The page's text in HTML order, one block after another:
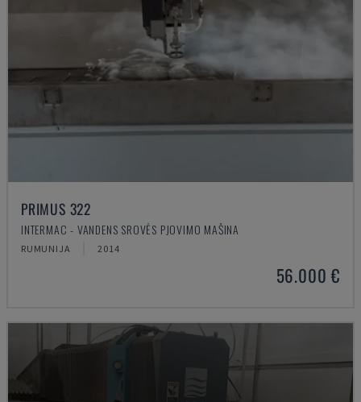
PRIMUS 322
INTERMAC - VANDENS SROVĖS PJOVIMO MAŠINA
RUMUNIJA 2014
56.000 €